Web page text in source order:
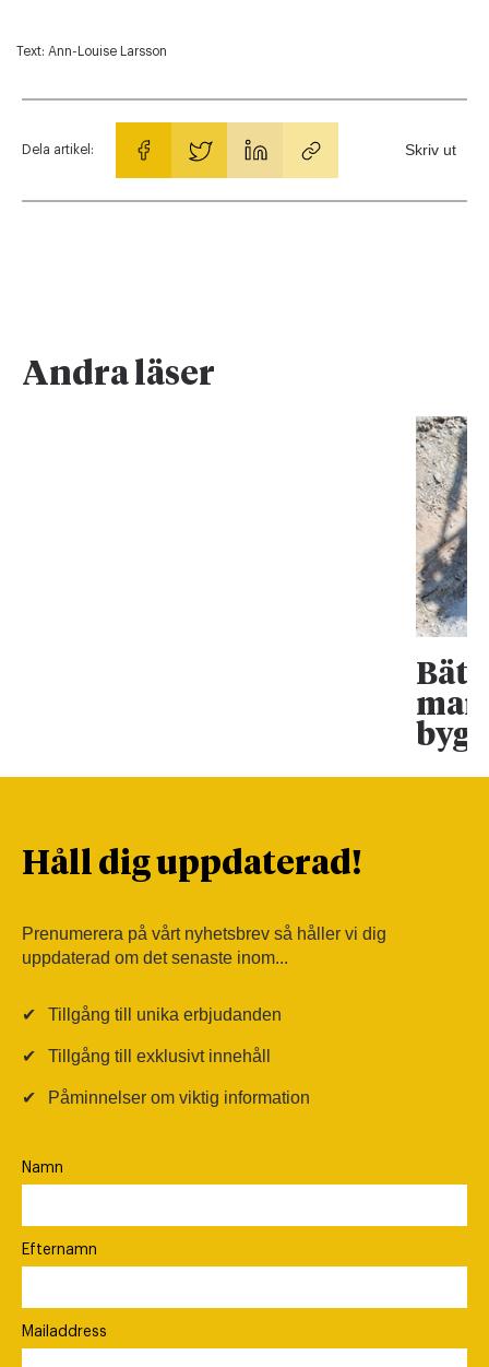
Text: Ann-Louise Larsson
Dela artikel: Skriv ut
Andra läser
Håll dig uppdaterad!
Prenumerera på vårt nyhetsbrev så håller vi dig
uppdaterad om det senaste inom...
✔ Tillgång till unika erbjudanden
✔ Tillgång till exklusivt innehåll
✔ Påminnelser om viktig information
Namn
Efternamn
Mailaddress